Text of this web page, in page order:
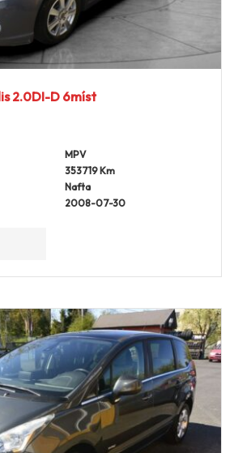
2.0DI-D 6míst
MPV
353719 Km
Nafta
2008-07-30